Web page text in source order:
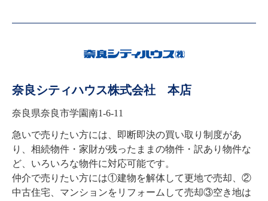
奈良シティハウス株式会社 本店
奈良県奈良市学園南1-6-11
急いで売りたい方には、即断即決の買い取り制度があ
り、相続物件・家財が残ったままの物件・訳あり物件な
ど、いろいろな物件に対応可能です。
仲介で売りたい方には①建物を解体して更地で売却、②
中古住宅、マンションをリフォームして売却③空き地は